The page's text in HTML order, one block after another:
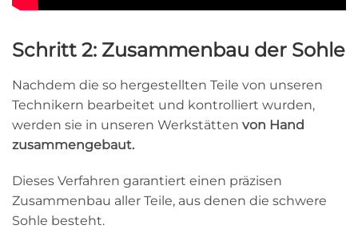
Schritt 2: Zusammenbau der Sohle
Nachdem die so hergestellten Teile von unseren
Technikern bearbeitet und kontrolliert wurden,
werden sie in unseren Werkstätten von Hand
zusammengebaut.
Dieses Verfahren garantiert einen präzisen
Zusammenbau aller Teile, aus denen die schwere
Sohle besteht.